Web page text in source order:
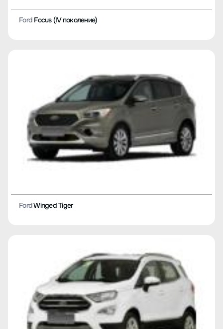
Ford Focus (IV поколение)
FordWinged Tiger